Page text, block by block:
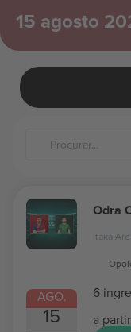
15 agosto
AGO.
15
Odra
Itaka
6
a